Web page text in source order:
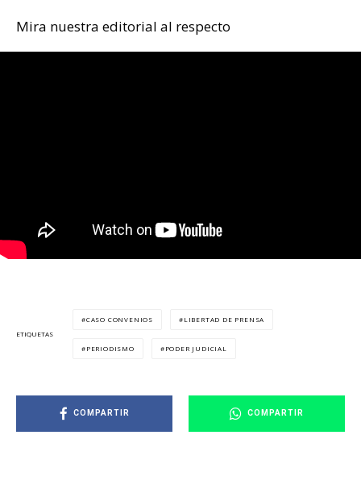
Mira nuestra editorial al respecto
ETIQUETAS
CASO CONVENIOS LIBERTAD DE PRENSA
PERIODISMO PODER JUDICIAL
COMPARTIR COMPARTIR